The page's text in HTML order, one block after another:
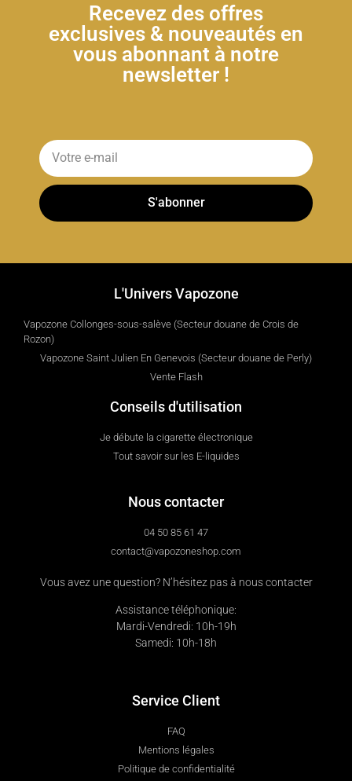
Recevez des offres
exclusives & nouveautés en
vous abonnant à notre
newsletter !
S'abonner
L'Univers Vapozone
Vapozone Collonges-sous-salève (Secteur douane de Crois de
Rozon)
Vapozone Saint Julien En Genevois (Secteur douane de Perly)
Vente Flash
Conseils d'utilisation
Je débute la cigarette électronique
Tout savoir sur les E-liquides
Nous contacter
04 50 85 61 47
contact@vapozoneshop.com
Vous avez une question? N’hésitez pas à nous contacter
Assistance téléphonique:
Mardi-Vendredi: 10h-19h
Samedi: 10h-18h
Service Client
FAQ
Mentions légales
Politique de confidentialité